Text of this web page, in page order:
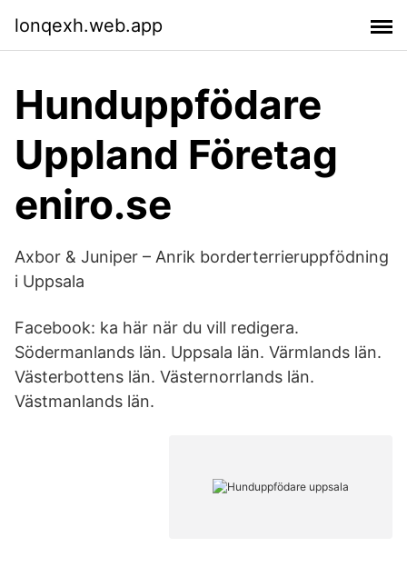
lonqexh.web.app
Hunduppfödare
Uppland Företag
eniro.se
Axbor & Juniper – Anrik borderterrieruppfödning
i Uppsala
Facebook: ka här när du vill redigera.
Södermanlands län. Uppsala län. Värmlands län.
Västerbottens län. Västernorrlands län.
Västmanlands län.